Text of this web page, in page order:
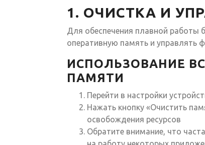
1. ОЧИСТКА И
Для обеспечения плавной работы
оперативную память и управлять
ИСПОЛЬЗОВАНИЕ
ПАМЯТИ
Перейти в настройки
Нажать кнопку «Очистить
освобождения ресурсов
Обратите внимание, что